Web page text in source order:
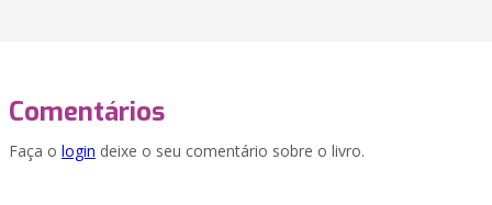
Comentários
Faça o login deixe o seu comentário sobre o livro.